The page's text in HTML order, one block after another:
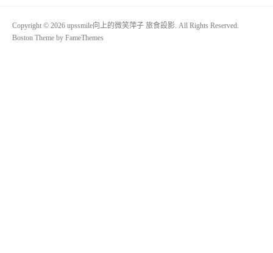
Copyright © 2026 upssmile向上的微笑萍子 旅食設影. All Rights Reserved.
Boston Theme by FameThemes